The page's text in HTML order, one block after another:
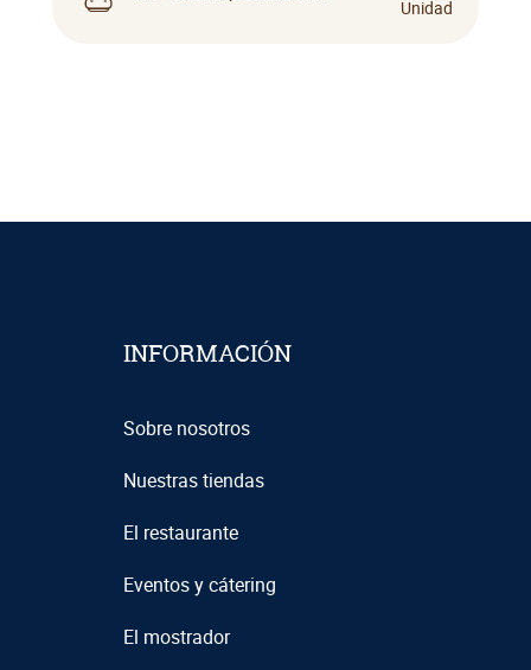
Unidad
INFORMACIÓN
Sobre nosotros
Nuestras tiendas
El restaurante
Eventos y cátering
El mostrador